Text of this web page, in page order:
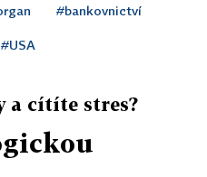
#bankovnictví
#USA
a cítíte stres?